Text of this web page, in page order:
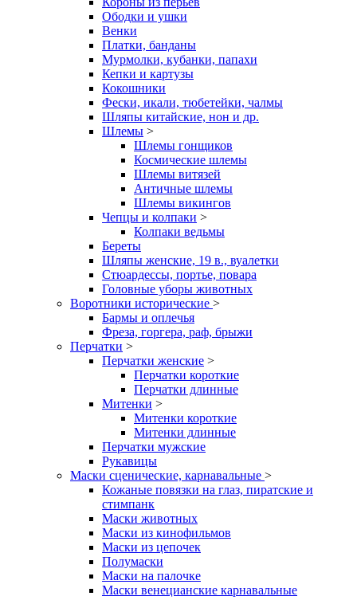
Ободки и ушки
Венки
Платки, банданы
Мурмолки, кубанки, папахи
Кепки и картузы
Кокошники
Фески, икали, тюбетейки, чалмы
Шляпы китайские, нон и др.
Шлемы >
Шлемы гонщиков
Космические шлемы
Шлемы витязей
Античные шлемы
Шлемы викингов
Чепцы и колпаки >
Колпаки ведьмы
Береты
Шляпы женские, 19 в., вуалетки
Стюардессы, портье, повара
Головные уборы животных
Воротники исторические >
Бармы и оплечья
Фреза, горгера, раф, брыжи
Перчатки >
Перчатки женские >
Перчатки короткие
Перчатки длинные
Митенки >
Митенки короткие
Митенки длинные
Перчатки мужские
Рукавицы
Маски сценические, карнавальные >
Кожаные повязки на глаз, пиратские и
стимпанк
Маски животных
Маски из кинофильмов
Маски из цепочек
Полумаски
Маски на палочке
Маски венецианские карнавальные